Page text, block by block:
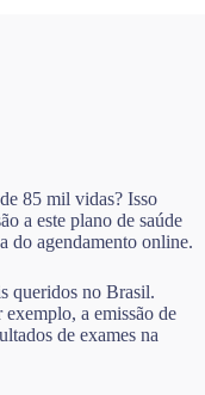
85 mil vidas? Isso
a este plano de saúde
do agendamento online.
queridos no Brasil.
a emissão de
de exames na